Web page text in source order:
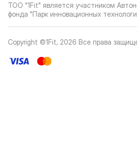
ТОО "1Fit" является участником
фонда "Парк инновационных
Copyright ©1Fit, 2026 Все права